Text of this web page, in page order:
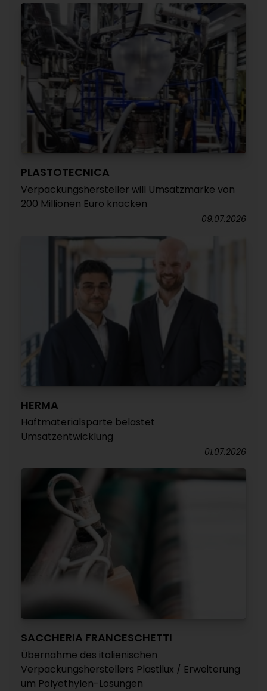
PLASTOTECNICA
Verpackungshersteller will Umsatzmarke von
200 Millionen Euro knacken
09.07.2026
HERMA
Haftmaterialsparte belastet
Umsatzentwicklung
01.07.2026
SACCHERIA FRANCESCHETTI
Übernahme des italienischen
Verpackungsherstellers Plastilux / Erweiterung
um Polyethylen-Lösungen